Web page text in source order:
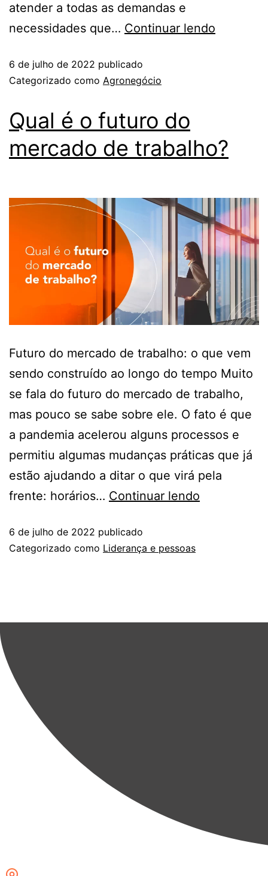
atender a todas as demandas e
necessidades que… Continuar lendo
6 de julho de 2022 publicado
Categorizado como Agronegócio
Qual é o futuro do
mercado de trabalho?
Futuro do mercado de trabalho: o que vem
sendo construído ao longo do tempo Muito
se fala do futuro do mercado de trabalho,
mas pouco se sabe sobre ele. O fato é que
a pandemia acelerou alguns processos e
permitiu algumas mudanças práticas que já
estão ajudando a ditar o que virá pela
frente: horários… Continuar lendo
6 de julho de 2022 publicado
Categorizado como Liderança e pessoas